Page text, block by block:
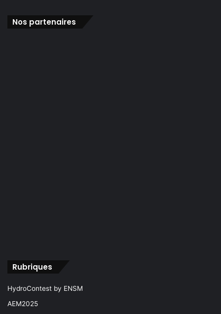
Nos partenaires
Rubriques
HydroContest by ENSM
AEM2025